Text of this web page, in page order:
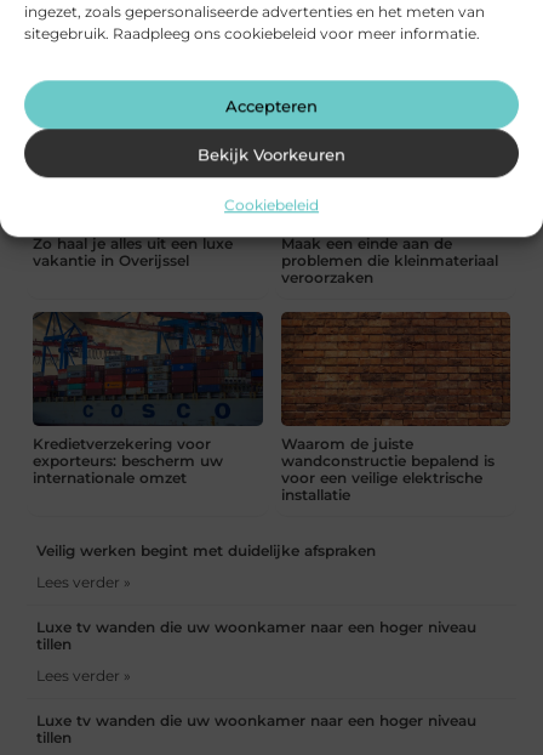
ingezet, zoals gepersonaliseerde advertenties en het meten van
sitegebruik. Raadpleeg ons cookiebeleid voor meer informatie.
Accepteren
Bekijk Voorkeuren
Cookiebeleid
voor uw slimme voordeur
begint met online oriënteren
Zo haal je alles uit een luxe
vakantie in Overijssel
Maak een einde aan de
problemen die kleinmateriaal
veroorzaken
Kredietverzekering voor
exporteurs: bescherm uw
internationale omzet
Waarom de juiste
wandconstructie bepalend is
voor een veilige elektrische
installatie
Veilig werken begint met duidelijke afspraken
Lees verder »
Luxe tv wanden die uw woonkamer naar een hoger niveau
tillen
Lees verder »
Luxe tv wanden die uw woonkamer naar een hoger niveau
tillen